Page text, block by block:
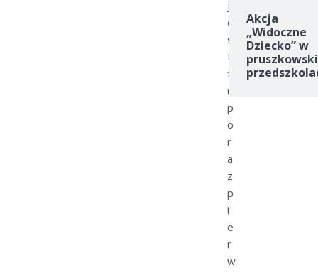
j
e
s
t
t
u
p
o
r
a
z
p
i
e
r
w
Akcja
„Widoczne
Dziecko” w